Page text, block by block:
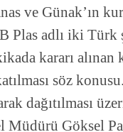
ve Günak’ın
Plas adlı iki
kararı
söz
dağıtılması
Müdürü Göksel